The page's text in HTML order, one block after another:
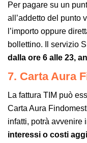
Per pagare su un
all’addetto del punto
l’importo oppure
bollettino. Il servizio
dalla ore 6 alle 23,
7. Carta Aura
La fattura TIM può
Carta Aura
infatti, potrà avvenire
interessi o costi